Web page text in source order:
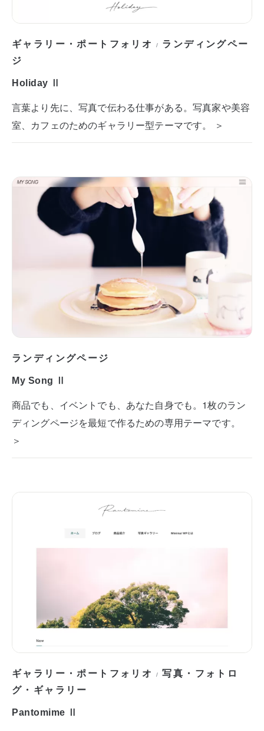
ギャラリー・ポートフォリオ / ランディングペー
ジ
Holiday Ⅱ
言葉より先に、写真で伝わる仕事がある。写真家や美容
室、カフェのためのギャラリー型テーマです。 ＞
ランディングページ
My Song Ⅱ
商品でも、イベントでも、あなた自身でも。1枚のラン
ディングページを最短で作るための専用テーマです。
＞
ギャラリー・ポートフォリオ /写真・フォトロ
グ・ギャラリー
Pantomime Ⅱ